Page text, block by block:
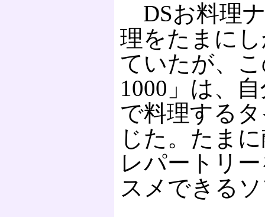
DSお料理
理をたまに
ていたが、
1000」は、
で料理する
じた。たま
レパートリ
スメできる